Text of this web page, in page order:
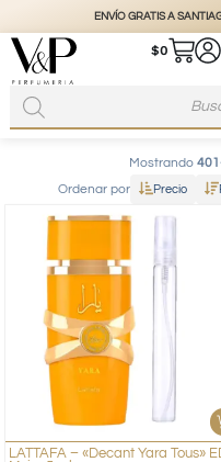
ENVÍO GRATIS A
$0
Mostrando
Ordenar por
Precio
LATTAFA – «Decant Yara Tous»